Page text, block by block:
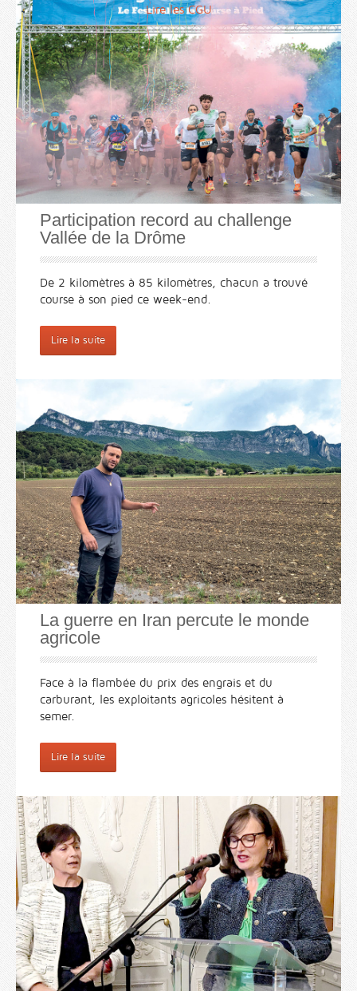
Participation record au challenge
Vallée de la Drôme
De 2 kilomètres à 85 kilomètres, chacun a trouvé
course à son pied ce week-end.
Lire la suite
La guerre en Iran percute le monde
agricole
Face à la flambée du prix des engrais et du
carburant, les exploitants agricoles hésitent à
semer.
Lire la suite
Lire les CGU